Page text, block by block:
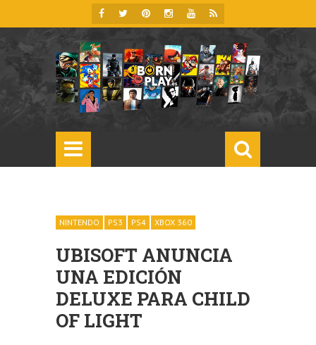
NINTENDO PS3 PS4 XBOX 360
UBISOFT ANUNCIA
UNA EDICIÓN
DELUXE PARA CHILD
OF LIGHT